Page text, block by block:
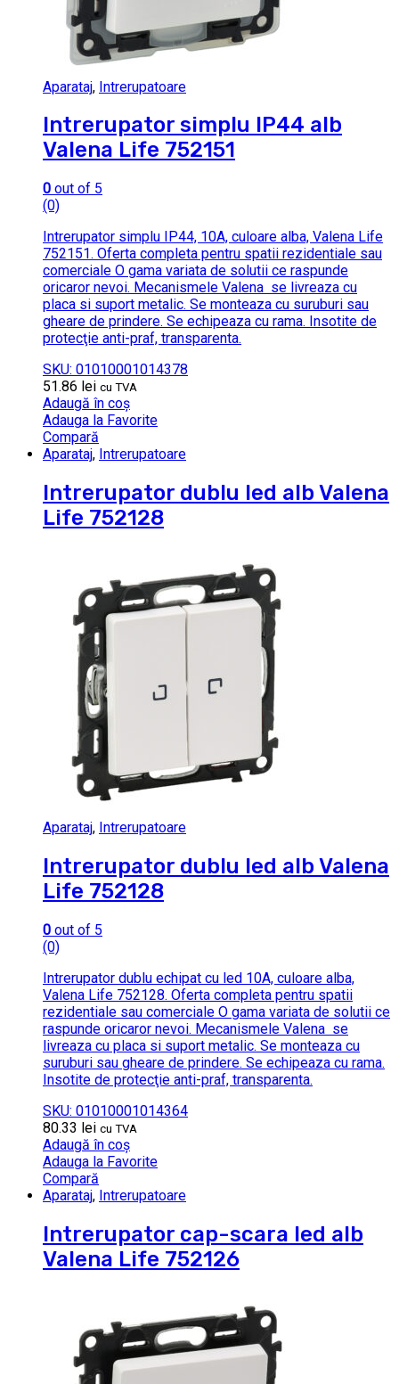
Aparataj, Intrerupatoare
Intrerupator simplu IP44 alb
Valena Life 752151
0 out of 5
(0)
Intrerupator simplu IP44, 10A, culoare alba, Valena Life
752151. Oferta completa pentru spatii rezidentiale sau
comerciale O gama variata de solutii ce raspunde
oricaror nevoi. Mecanismele Valena se livreaza cu
placa si suport metalic. Se monteaza cu suruburi sau
gheare de prindere. Se echipeaza cu rama. Insotite de
protecţie anti-praf, transparenta.
SKU: 01010001014378
51.86 lei cu TVA
Adaugă în coș
Adauga la Favorite
Compară
Aparataj, Intrerupatoare
Intrerupator dublu led alb Valena
Life 752128
Aparataj, Intrerupatoare
Intrerupator dublu led alb Valena
Life 752128
0 out of 5
(0)
Intrerupator dublu echipat cu led 10A, culoare alba,
Valena Life 752128. Oferta completa pentru spatii
rezidentiale sau comerciale O gama variata de solutii ce
raspunde oricaror nevoi. Mecanismele Valena se
livreaza cu placa si suport metalic. Se monteaza cu
suruburi sau gheare de prindere. Se echipeaza cu rama.
Insotite de protecţie anti-praf, transparenta.
SKU: 01010001014364
80.33 lei cu TVA
Adaugă în coș
Adauga la Favorite
Compară
Aparataj, Intrerupatoare
Intrerupator cap-scara led alb
Valena Life 752126